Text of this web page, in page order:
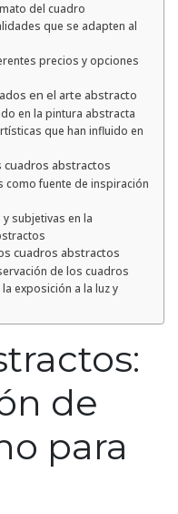
del cuadro
que se adapten al
precios y opciones
en el arte abstracto
en la pintura abstracta
que han influido en
cuadros abstractos
fuente de inspiración
subjetivas en la
cuadros abstractos
de los cuadros
exposición a la luz y
de
para